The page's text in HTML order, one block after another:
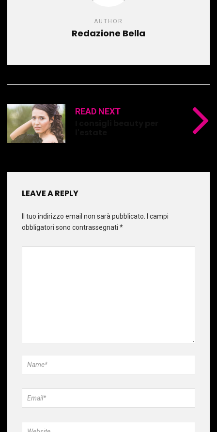
AUTHOR
Redazione Bella
READ NEXT
LEAVE A REPLY
Il tuo indirizzo email non sarà pubblicato. I campi
obbligatori sono contrassegnati *